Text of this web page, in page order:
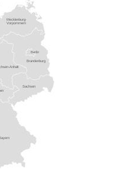
Brandenburg
Mecklenburg-
Vorpommern
Sachsen
Anhalt
Berlin